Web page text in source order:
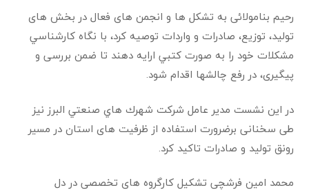
رحیم بنامولائی به تشکل ها و انجمن های فعال در بخش های
تولید، توزیع، صادرات و واردات توصیه کرد، با نگاه كارشناسي
مشكلات خود را به صورت كتبي ارايه دهند تا ضمن بررسی و
پیگیری‌، در رفع چالشها اقدام شود.
در این نشست مدير عامل شركت شهرك هاي صنعتي البرز نیز
طی سخنانی برضرورت استفاده از ظرفیت های استان در مسیر
رونق تولید و صادرات تاکید کرد.
محمد امین فرشچی تشکیل کارگروه های تخصصی در دل